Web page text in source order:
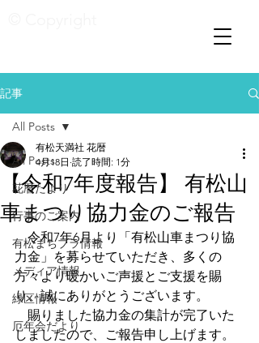
記事
All Posts
花暦たより
行事のご案内
有松まちブラ情報
メディア情報
緑区情報
厄年会だより
All Posts
【令和7年度報告】 有松山
車まつり協力金のご報告
有松天満社 花暦
4月18日 読了時間: 1分
令和7年6月より「有松山車まつり協
力金」を募らせていただき、多くの
方々より暖かいご声援とご支援を賜
り、誠にありがとうございます。
賜りました協力金の集計が完了いた
しましたので、ご報告申し上げます。